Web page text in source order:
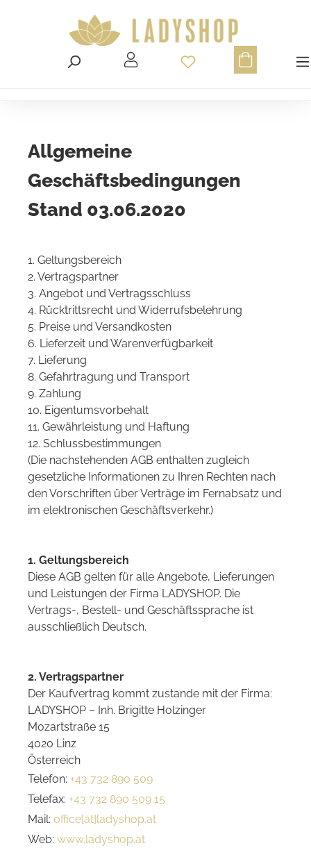
Du hast 0
Allgemeine
Geschäftsbedingungen
Stand 03.06.2020
1. Geltungsbereich
2. Vertragspartner
3. Angebot und Vertragsschluss
4. Rücktrittsrecht und Widerrufsbelehrung
5. Preise und Versandkosten
6. Lieferzeit und Warenverfügbarkeit
7. Lieferung
8. Gefahrtragung und Transport
9. Zahlung
10. Eigentumsvorbehalt
11. Gewährleistung und Haftung
12. Schlussbestimmungen
(Die nachstehenden AGB enthalten zugleich
gesetzliche Informationen zu Ihren Rechten nach
den Vorschriften über Verträge im Fernabsatz und
im elektronischen Geschäftsverkehr.)
1. Geltungsbereich
Diese AGB gelten für alle Angebote, Lieferungen
und Leistungen der Firma LADYSHOP. Die
Vertrags-, Bestell- und Geschäftssprache ist
ausschließlich Deutsch.
2. Vertragspartner
Der Kaufvertrag kommt zustande mit der Firma:
LADYSHOP – Inh. Brigitte Holzinger
Mozartstraße 15
4020 Linz
Österreich
Telefon: +43 732 890 509
Telefax: +43 732 890 509 15
Mail: office[at]ladyshop.at
Web: www.ladyshop.at